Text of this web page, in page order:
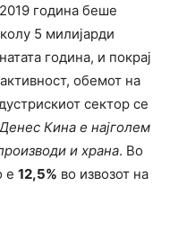
година беше
5 милијарди
година, и покрај
обемот на
сектор се
Кина е најголем
и храна. Во
е 12,5% во извозот на